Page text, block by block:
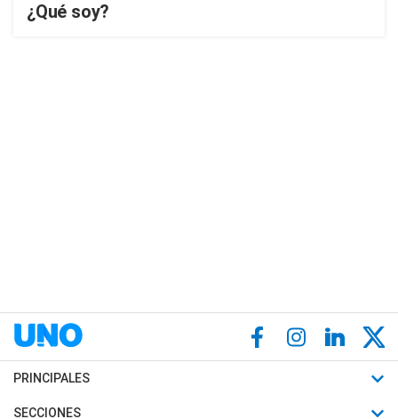
¿Qué soy?
PRINCIPALES
Últimas Noticias
SECCIONES